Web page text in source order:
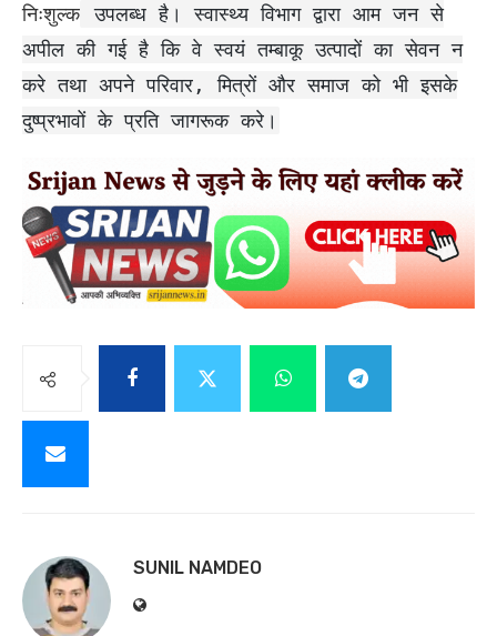
निःशुल्क उपलब्ध है। स्वास्थ्य विभाग द्वारा आम जन से
अपील की गई है कि वे स्वयं तम्बाकू उत्पादों का सेवन न
करे तथा अपने परिवार, मित्रों और समाज को भी इसके
दुष्प्रभावों के प्रति जागरूक करे।
SUNIL NAMDEO